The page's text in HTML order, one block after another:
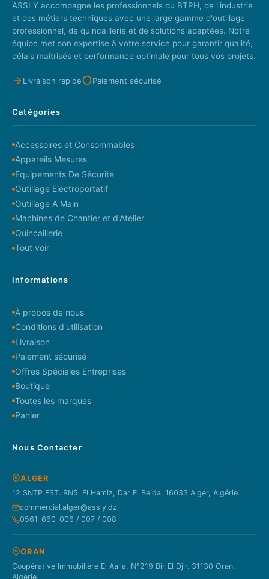
ASSLY accompagne les professionnels du BTPH, de l'industrie
et des métiers techniques avec une large gamme d'outillage
professionnel, de quincaillerie et de solutions adaptées. Notre
équipe met son expertise à votre service pour garantir qualité,
délais maîtrisés et performance optimale pour tous vos projets.
Livraison rapide Paiement sécurisé
Catégories
Accessoires et Consommables
Appareils Mesures
Equipements De Sécurité
Outillage Electroportatif
Outillage A Main
Machines de Chantier et d'Atelier
Quincaillerie
Tout voir
Informations
À propos de nous
Conditions d'utilisation
Livraison
Paiement sécurisé
Offres Spéciales Entreprises
Boutique
Toutes les marques
Panier
Nous Contacter
ALGER
12 SNTP EST. RN5. El Hamiz, Dar El Beida. 16033 Alger, Algérie.
commercial.alger@assly.dz
0561-660-006 / 007 / 008
ORAN
Coopérative Immobilière El Aalia, N°219 Bir El Djir. 31130 Oran,
Algérie.